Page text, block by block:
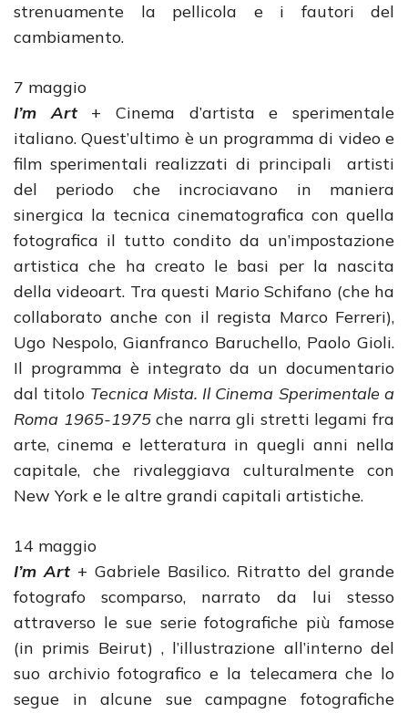
strenuamente la pellicola e i fautori del
cambiamento.
7 maggio
I’m Art+ Cinema d’artista e sperimentale
italiano. Quest’ultimo è un programma di video e
film sperimentali realizzati di principali artisti
del periodo che incrociavano in maniera
sinergica la tecnica cinematografica con quella
fotografica il tutto condito da un’impostazione
artistica che ha creato le basi per la nascita
della videoart. Tra questi Mario Schifano (che ha
collaborato anche con il regista Marco Ferreri),
Ugo Nespolo, Gianfranco Baruchello, Paolo Gioli.
Il programma è integrato da un documentario
dal titolo Tecnica Mista. Il Cinema Sperimentale a
Roma 1965-1975che narra gli stretti legami fra
arte, cinema e letteratura in quegli anni nella
capitale, che rivaleggiava culturalmente con
New York e le altre grandi capitali artistiche.
14 maggio
I’m Art+ Gabriele Basilico. Ritratto del grande
fotografo scomparso, narrato da lui stesso
attraverso le sue serie fotografiche più famose
(in primis Beirut) , l’illustrazione all’interno del
suo archivio fotografico e la telecamera che lo
segue in alcune sue campagne fotografiche